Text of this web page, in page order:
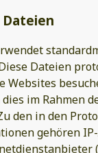
Dateien
Websites
im Rahmen
den in den
gehören